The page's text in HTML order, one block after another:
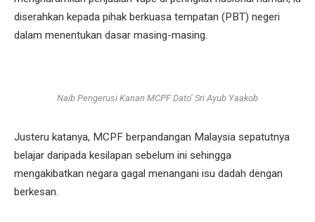
diserahkan kepada pihak berkuasa tempatan (PBT) negeri
dalam menentukan dasar masing-masing.
Naib Pengerusi Kanan MCPF Dato’ Sri Ayub Yaakob
Justeru katanya, MCPF berpandangan Malaysia sepatutnya
belajar daripada kesilapan sebelum ini sehingga
mengakibatkan negara gagal menangani isu dadah dengan
berkesan.